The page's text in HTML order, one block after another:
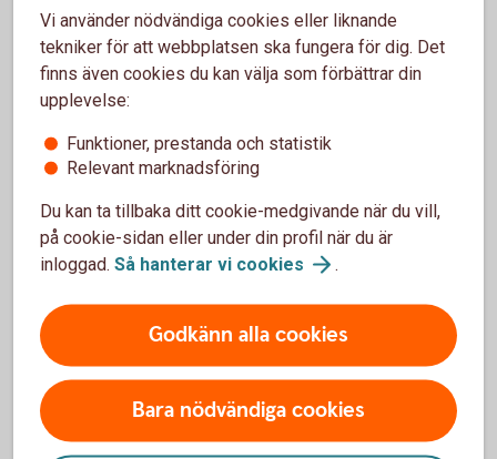
räntan förändringarna på bankens övriga inlåningskonton.
Kontot kan öppnas via bankkontoret.
Information om den statliga
insättningsgarantin
Kontot omfattas av den statliga insättningsgarantin enligt
beslut av Riksgälden.
Ränta
Fakta om Placeringskonto företag
Vi använder nödvändiga cookies eller liknande
tekniker för att webbplatsen ska fungera för dig. Det
finns även cookies du kan välja som förbättrar din
upplevelse:
Funktioner, prestanda och statistik
Relevant marknadsföring
Du kan ta tillbaka ditt cookie-medgivande när du vill,
på cookie-sidan eller under din profil när du är
inloggad. Så hanterar vi cookies .
Godkänn alla cookies
Bara nödvändiga cookies